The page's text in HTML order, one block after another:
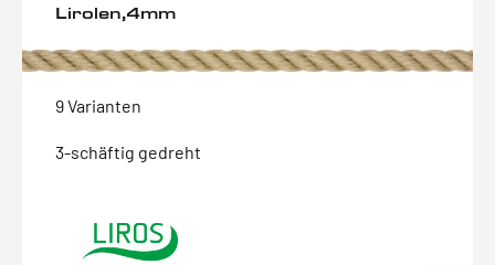
Lirolen,4mm
9 Varianten
3-schäftig gedreht